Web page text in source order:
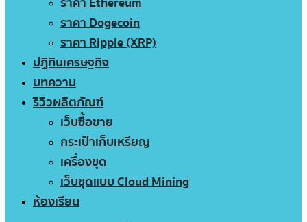
ราคา Dogecoin
ราคา Ripple (XRP)
ปฏิทินเศรษฐกิจ
บทความ
รีวิวผลิตภัณฑ์
เว็บซื้อขาย
กระเป๋าเก็บเหรียญ
เครื่องขุด
เว็บขุดแบบ Cloud Mining
ห้องเรียน